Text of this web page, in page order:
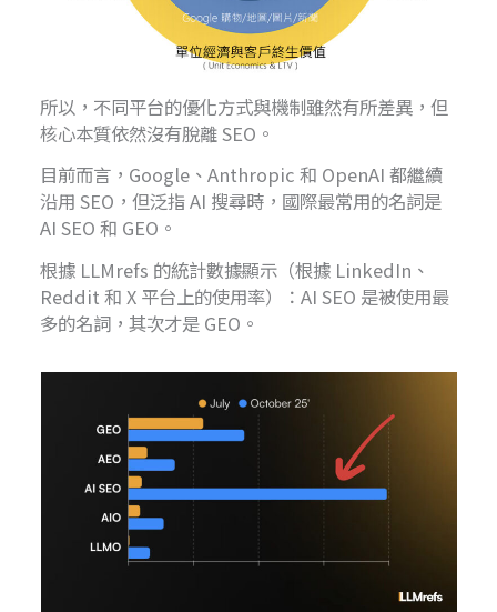
所以，不同平台的優化方式與機制雖然有所差異，但
核心本質依然沒有脫離 SEO。
目前而言，Google、Anthropic 和 OpenAI 都繼續
沿用 SEO，但泛指 AI 搜尋時，國際最常用的名詞是
AI SEO 和 GEO。
根據 LLMrefs 的統計數據顯示（根據 LinkedIn、
Reddit 和 X 平台上的使用率）：AI SEO 是被使用最
多的名詞，其次才是 GEO。